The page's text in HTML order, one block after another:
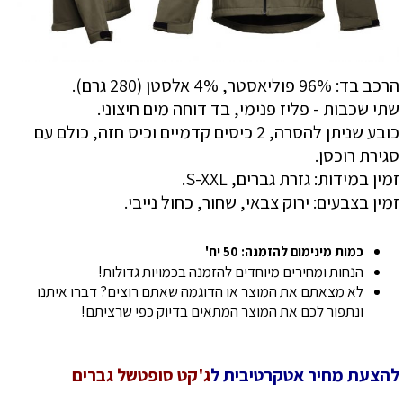
הרכב בד: 96% פוליאסטר, 4% אלסטן (280 גרם).
שתי שכבות - פליז פנימי, בד דוחה מים חיצוני.
כובע שניתן להסרה, 2 כיסים קדמיים וכיס חזה, כולם עם
סגירת רוכסן.
זמין במידות: גזרת גברים, S-XXL.
זמין בצבעים: ירוק צבאי, שחור, כחול נייבי.
כמות מינימום להזמנה: 50 יח'
הנחות ומחירים מיוחדים להזמנה בכמויות גדולות!
לא מצאתם את המוצר או הדוגמה שאתם רוצים? דברו איתנו
ונתפור לכם את המוצר המתאים בדיוק כפי שרציתם!
להצעת מחיר אטקרטיבית לג'קט סופטשל גברים